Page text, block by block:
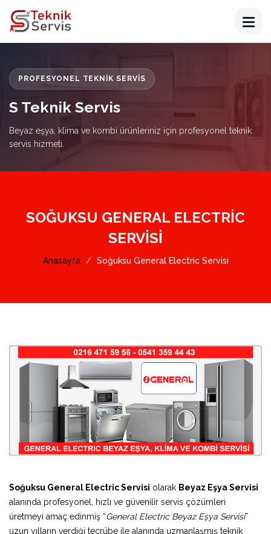
PROFESYONEL TEKNIK SERVIS
S Teknik Servis
Beyaz eşya, klima ve kombi ürünleriniz için profesyonel teknik
servis hizmeti.
SOĞUKSU GENERAL ELECTRIC
SERVISI
Anasayfa Soğuksu General Electric Servisi
Soğuksu General Electric Servisi olarak Beyaz Eşya Servisi
alanında profesyonel, hızlı ve güvenilir servis çözümleri
üretmeyi amaç edinmiş “General Electric Beyaz Eşya Servisi”
uzun yılların verdiği tecrübe ile alanında uzmanlaşmış teknik